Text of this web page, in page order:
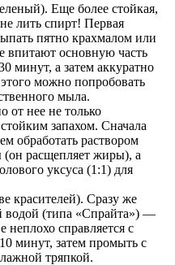
Еще более стойкая,
лить спирт! Первая
пятно крахмалом или
впитают основную часть
минут, а затем аккуратно
можно попробовать
мыла.
от нее не только
запахом. Сначала
обработать раствором
(он расщепляет жиры), а
уксуса (1:1) для
красителей). Сразу же
водой (типа «Спрайта») —
неплохо справляется с
минут, затем промыть с
тряпкой.